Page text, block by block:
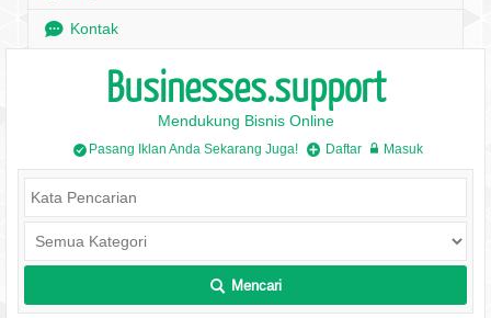
e Kontak
Businesses.support
Mendukung Bisnis Online
/ Pasang Iklan Anda Sekarang Juga! + Daftar w Masuk
L Mencari